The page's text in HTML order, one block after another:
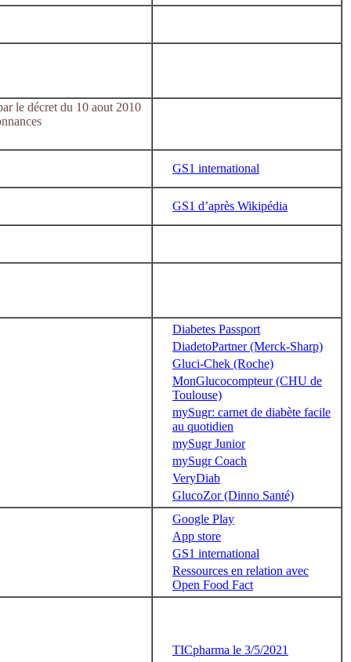
le décret du 10 aout 2010
GS1 international
GS1 d’après Wikipédia
Diabetes Passport
DiadetoPartner (Merck-Sharp)
Gluci-Chek (Roche)
MonGlucocompteur (CHU de
Toulouse)
mySugr: carnet de diabète facile
au quotidien
mySugr Junior
mySugr Coach
VeryDiab
GlucoZor (Dinno Santé)
Google Play
App store
GS1 international
Ressources en relation avec
Open Food Fact
TICpharma le 3/5/2021